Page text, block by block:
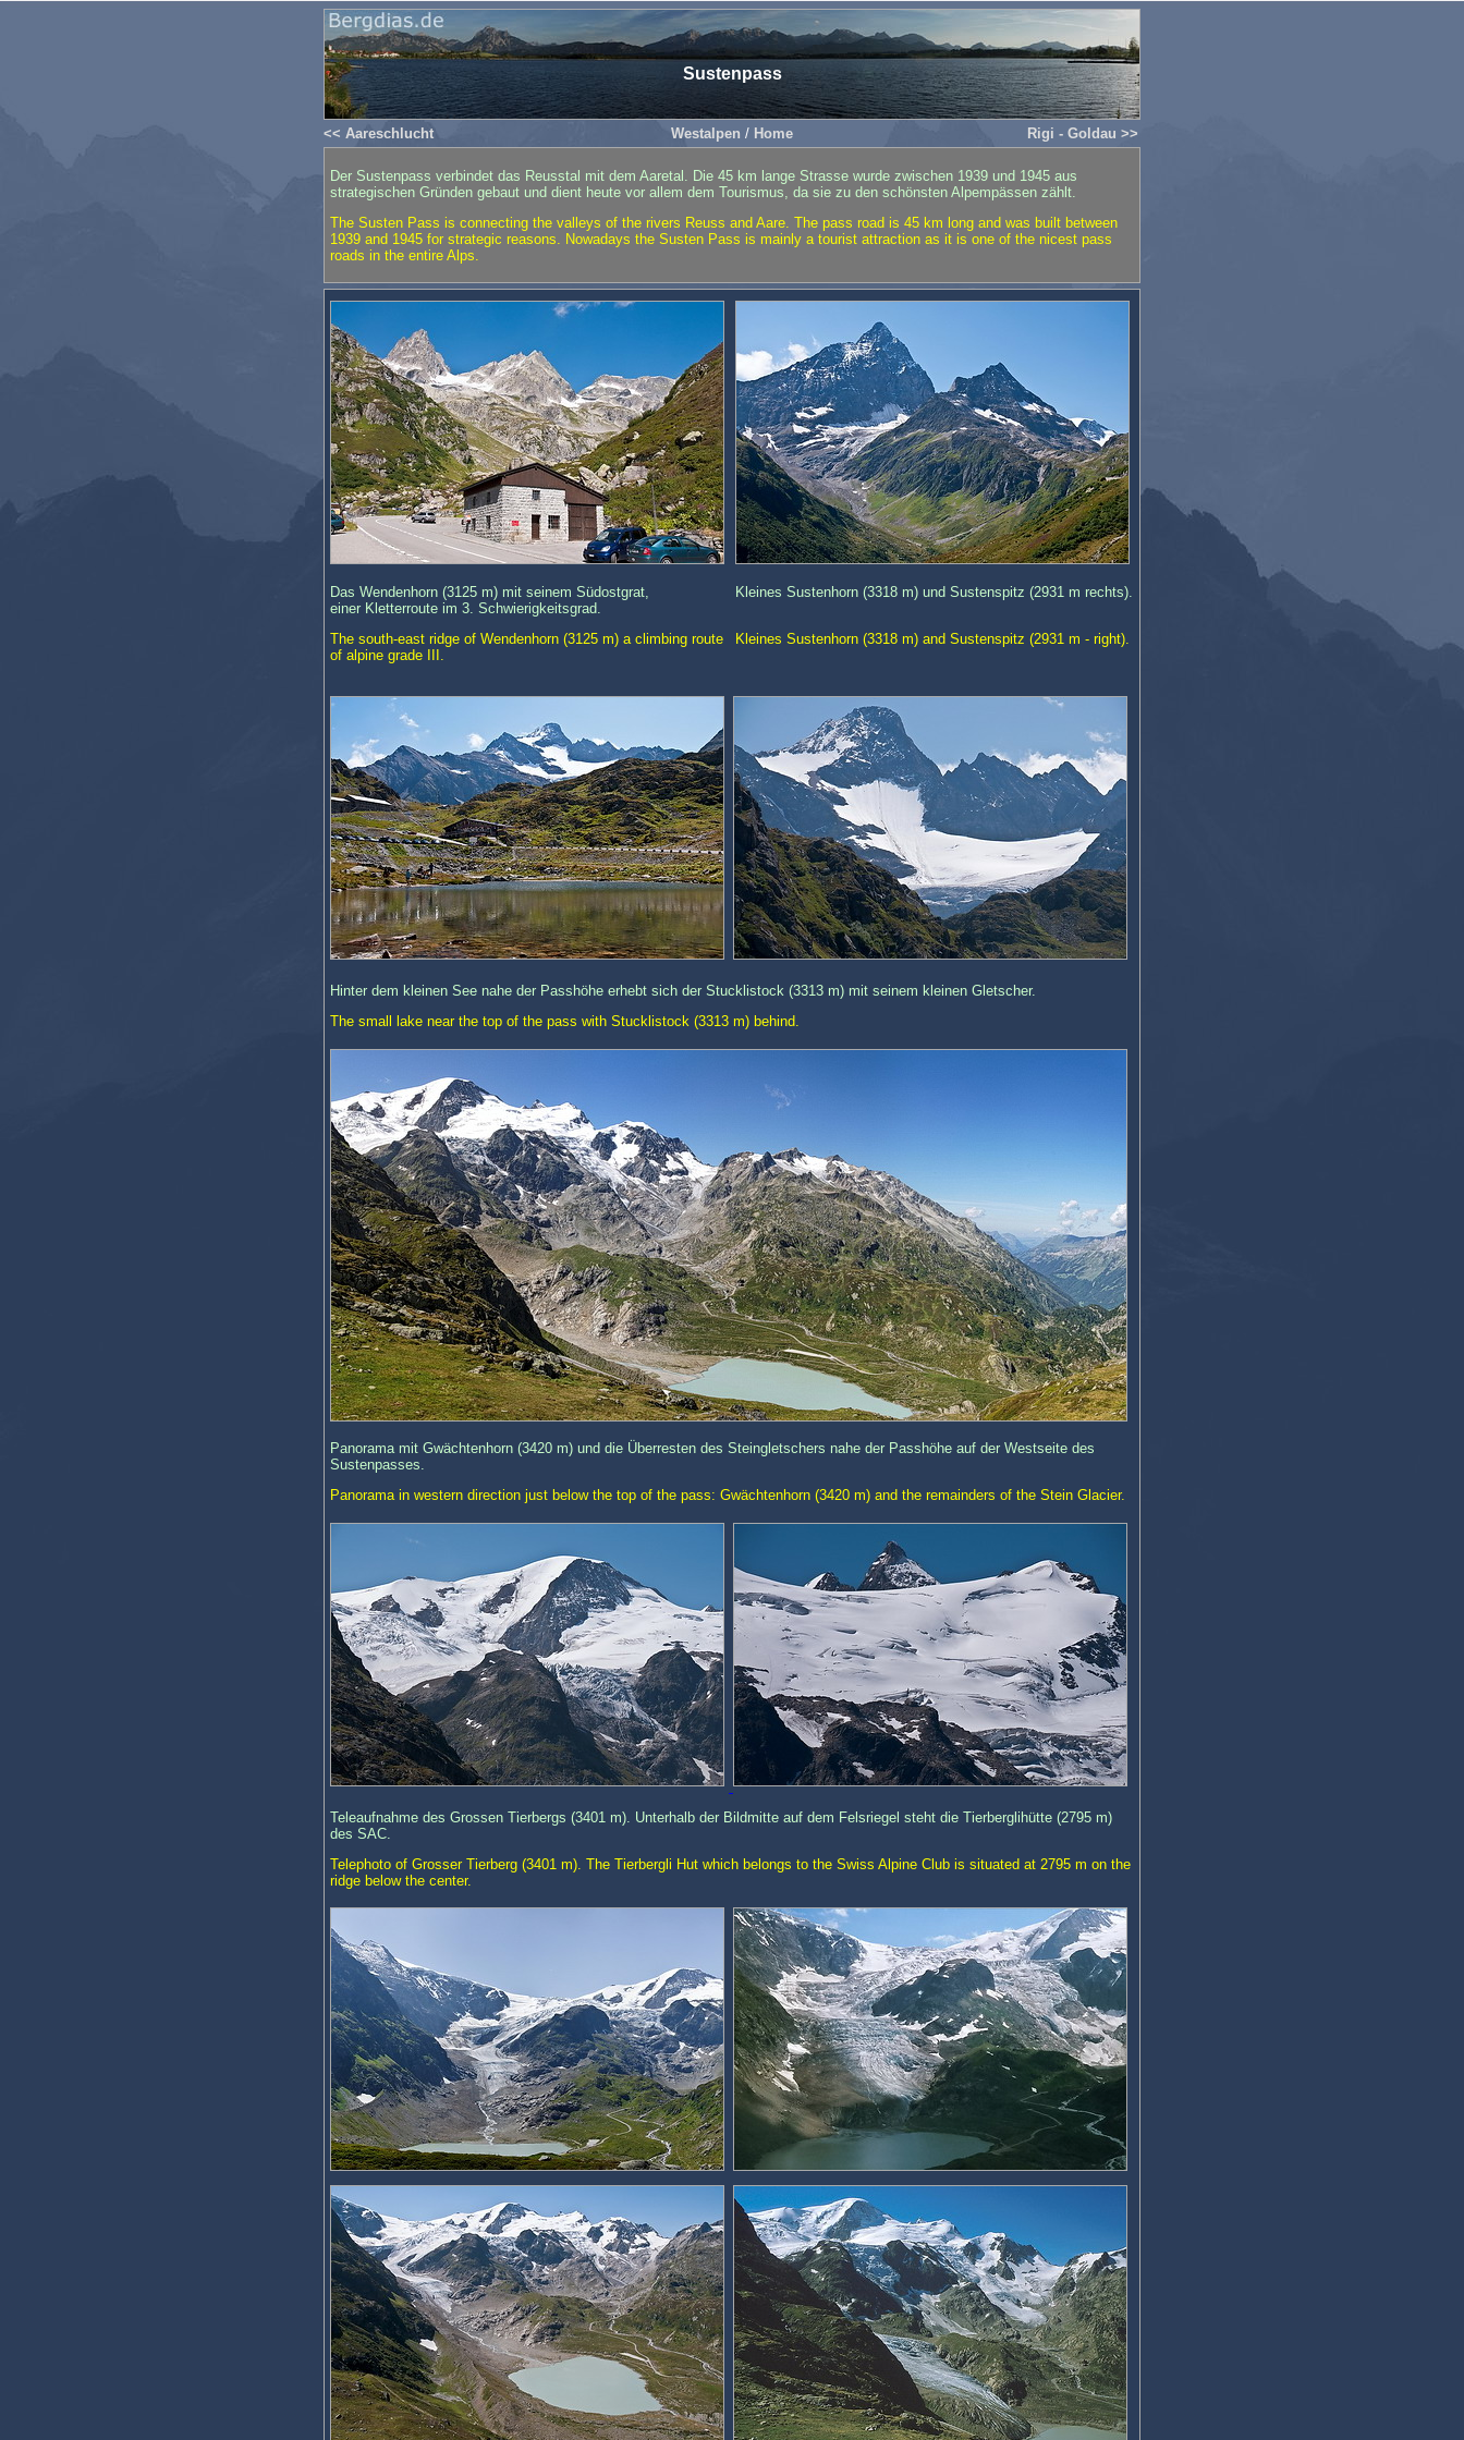
Sustenpass
<< Aareschlucht Westalpen / Home Rigi - Goldau >>
Der Sustenpass verbindet das Reusstal mit dem Aaretal. Die 45 km lange Strasse wurde zwischen 1939 und 1945 aus
strategischen Gründen gebaut und dient heute vor allem dem Tourismus, da sie zu den schönsten Alpempässen zählt.
The Susten Pass is connecting the valleys of the rivers Reuss and Aare. The pass road is 45 km long and was built between
1939 and 1945 for strategic reasons. Nowadays the Susten Pass is mainly a tourist attraction as it is one of the nicest pass
roads in the entire Alps.
Das Wendenhorn (3125 m) mit seinem Südostgrat,
einer Kletterroute im 3. Schwierigkeitsgrad.
The south-east ridge of Wendenhorn (3125 m) a climbing route
of alpine grade III.
Kleines Sustenhorn (3318 m) und Sustenspitz (2931 m rechts).
Kleines Sustenhorn (3318 m) and Sustenspitz (2931 m - right).
Hinter dem kleinen See nahe der Passhöhe erhebt sich der Stucklistock (3313 m) mit seinem kleinen Gletscher.
The small lake near the top of the pass with Stucklistock (3313 m) behind.
Panorama mit Gwächtenhorn (3420 m) und die Überresten des Steingletschers nahe der Passhöhe auf der Westseite des
Sustenpasses.
Panorama in western direction just below the top of the pass: Gwächtenhorn (3420 m) and the remainders of the Stein Glacier.
Teleaufnahme des Grossen Tierbergs (3401 m). Unterhalb der Bildmitte auf dem Felsriegel steht die Tierberglihütte (2795 m)
des SAC.
Telephoto of Grosser Tierberg (3401 m). The Tierbergli Hut which belongs to the Swiss Alpine Club is situated at 2795 m on the
ridge below the center.